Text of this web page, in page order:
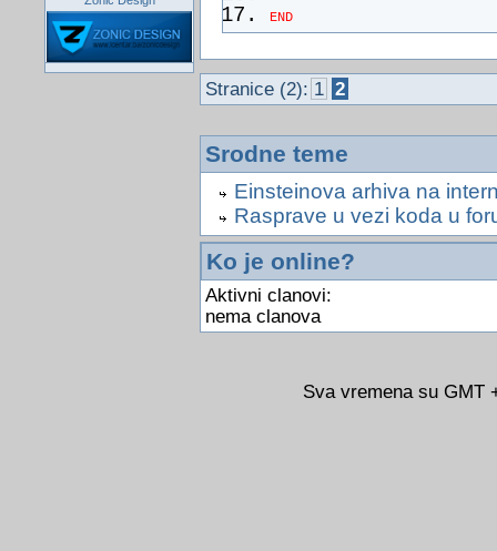
END
Stranice (2): 1 2
Srodne teme
Einsteinova arhiva na
Rasprave u vezi koda u
Ko je online?
Aktivni clanovi:
nema clanova
Sva vremena su GMT